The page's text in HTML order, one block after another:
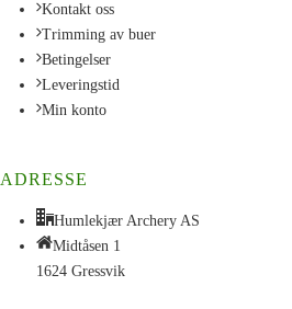
Kontakt oss
Trimming av buer
Betingelser
Leveringstid
Min konto
ADRESSE
Humlekjær Archery AS
Midtåsen 1
1624 Gressvik